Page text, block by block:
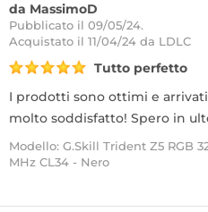
da MassimoD
Pubblicato il 09/05/24.
Acquistato il 11/04/24 da LDLC
Tutto perfetto
I prodotti sono ottimi e
molto soddisfatto! Spero in
Modello: G.Skill Trident Z5 RGB
MHz CL34 - Nero